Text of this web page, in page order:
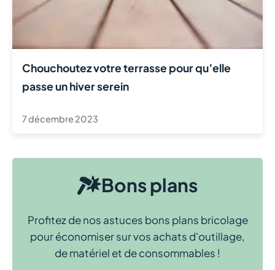
Chouchoutez votre terrasse pour qu’elle
passe un hiver serein
7 décembre 2023
Bons plans
Profitez de nos astuces bons plans bricolage
pour économiser sur vos achats d'outillage,
de matériel et de consommables !